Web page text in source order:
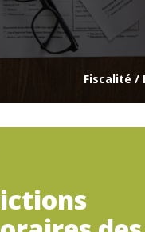
Fiscalité /